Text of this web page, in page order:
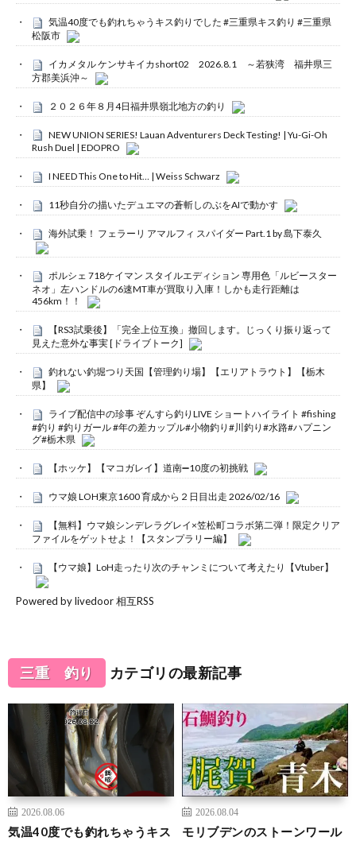
気温40度でも釣れちゃうキス釣りでした #三重県キス釣り #三重県
松阪市
イカメタル ケンサキイカshort02 2026.8.1 ～若狭湾 福井県三
方郡美浜沖～
２０２６年８月4日福井県嶺北地方の釣り
NEW UNION SERIES! Lauan Adventurers Deck Testing! | Yu-Gi-Oh
Rush Duel | EDOPRO
I NEED This One to Hit… | Weiss Schwarz
11秒自分の描いたデュエマの蒼斬しのぶをAIで動かす
海外試乗！ フェラーリ アマルフィ スパイダー Part.1 by 島下泰久
ポルシェ 718ケイマン スタイルエディション 専用色「ルビースター
ネオ」左ハンドルの6速MT車が買取り入庫！しかも走行距離は
456km！！
【RS3試乗後】「完全上位互換」撤回します。じっくり振り返って
見えた意外な事実 [ドライブトーク]
釣れない釣堀つり天国【管理釣り場】【エリアトラウト】【栃木
県】
ライブ配信中の珍事 ぞんすら釣りLIVE ショートハイライト #fishing
#釣り #釣りガール #年の差カップル#小物釣り#川釣り#水路#ハプニン
グ#栃木県
【ホッケ】【マコガレイ】道南➖10度の初挑戦
ウマ娘 LOH東京1600 育成から２日目出走 2026/02/16
【無料】ウマ娘シンデレラグレイ×笠松町コラボ第二弾！限定クリア
ファイルをゲットせよ！【スタンプラリー編】
【ウマ娘】LoH走ったり次のチャンミについて考えたり【Vtuber】
Powered by livedoor 相互RSS
三重 釣り カテゴリの最新記事
2026.08.06
気温40度でも釣れちゃうキス
2026.08.04
モリブデンのストーンワール